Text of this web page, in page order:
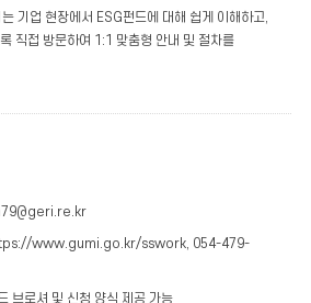
기업 현장에서 ESG펀드에 대해 쉽게 이해하고,
직접 방문하여 1:1 맞춤형 안내 및 절차를
www.gumi.go.kr/sswork, 054-479-
브로셔 및 신청 양식 제공 가능